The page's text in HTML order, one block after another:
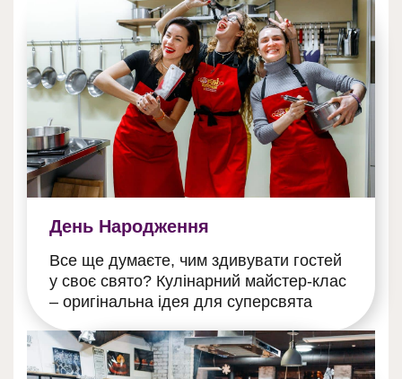
День Народження
Все ще думаєте, чим здивувати гостей
у своє свято? Кулінарний майстер-клас
– оригінальна ідея для суперсвята